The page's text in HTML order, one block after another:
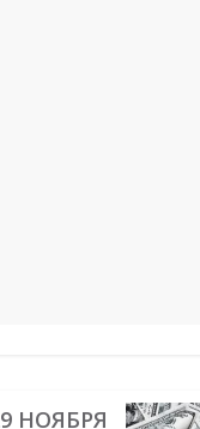
НОЯБРЯ